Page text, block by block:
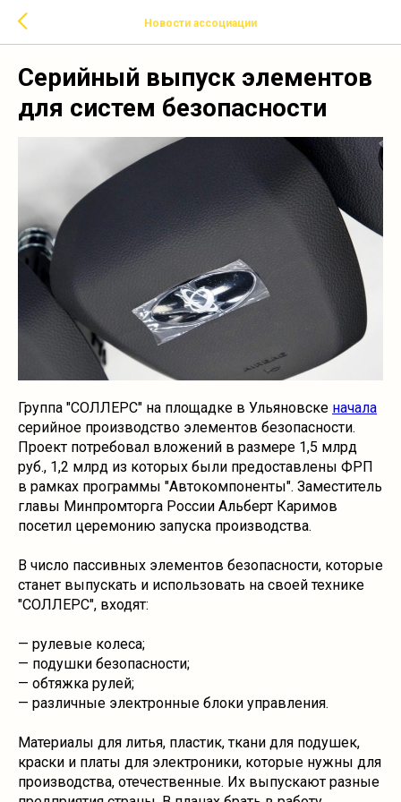
Новости ассоциации
Серийный выпуск элементов
для систем безопасности
Группа "СОЛЛЕРС" на площадке в Ульяновске начала
серийное производство элементов безопасности.
Проект потребовал вложений в размере 1,5 млрд
руб., 1,2 млрд из которых были предоставлены ФРП
в рамках программы "Автокомпоненты". Заместитель
главы Минпромторга России Альберт Каримов
посетил церемонию запуска производства.
В число пассивных элементов безопасности, которые
станет выпускать и использовать на своей технике
"СОЛЛЕРС", входят:
— рулевые колеса;
— подушки безопасности;
— обтяжка рулей;
— различные электронные блоки управления.
Материалы для литья, пластик, ткани для подушек,
краски и платы для электроники, которые нужны для
производства, отечественные. Их выпускают разные